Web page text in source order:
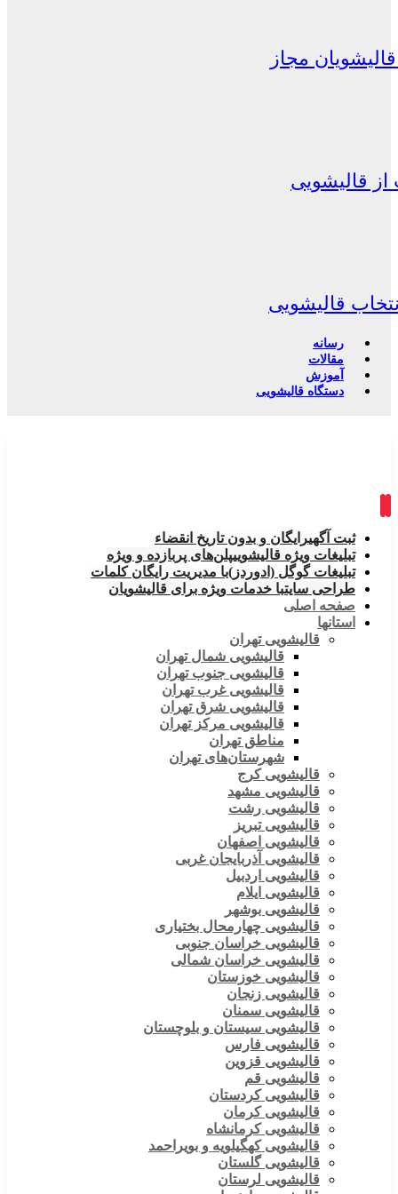
مجاز
قالیشویی
قالیشویی
رسانه
مقالات
آموزش
دستگاه قالیشویی
ثبت آگهیرایگان و بدون تاریخ انقضاء
تبلیغات ویژه قالیشوییپلن‌های پربازده و ویژه
تبلیغات گوگل (ادوردز)با مدیریت رایگان کلمات
طراحی سایتبا خدمات ویژه برای قالیشویان
صفحه اصلی
استانها
قالیشویی تهران
قالیشویی شمال تهران
قالیشویی جنوب تهران
قالیشویی غرب تهران
قالیشویی شرق تهران
قالیشویی مرکز تهران
مناطق تهران
شهرستان‌های تهران
قالیشویی کرج
قالیشویی مشهد
قالیشویی رشت
قالیشویی تبریز
قالیشویی اصفهان
قالیشویی آذربایجان غربی
قالیشویی اردبیل
قالیشویی ایلام
قالیشویی بوشهر
قالیشویی چهارمحال بختیاری
قالیشویی خراسان جنوبی
قالیشویی خراسان شمالی
قالیشویی خوزستان
قالیشویی زنجان
قالیشویی سمنان
قالیشویی سیستان و بلوچستان
قالیشویی فارس
قالیشویی قزوین
قالیشویی قم
قالیشویی کردستان
قالیشویی کرمان
قالیشویی کرمانشاه
قالیشویی کهگیلویه و بویراحمد
قالیشویی گلستان
قالیشویی لرستان